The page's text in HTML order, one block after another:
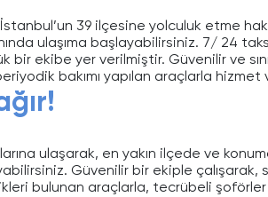
39 ilçesine yolculuk etme
ulaşıma başlayabilirsiniz. 7/ 24
ekibe yer verilmiştir. Güvenilir ve
bakımı yapılan araçlarla hizmet
ulaşarak, en yakın ilçede ve
Güvenilir bir ekiple çalışarak,
bulunan araçlarla, tecrübeli